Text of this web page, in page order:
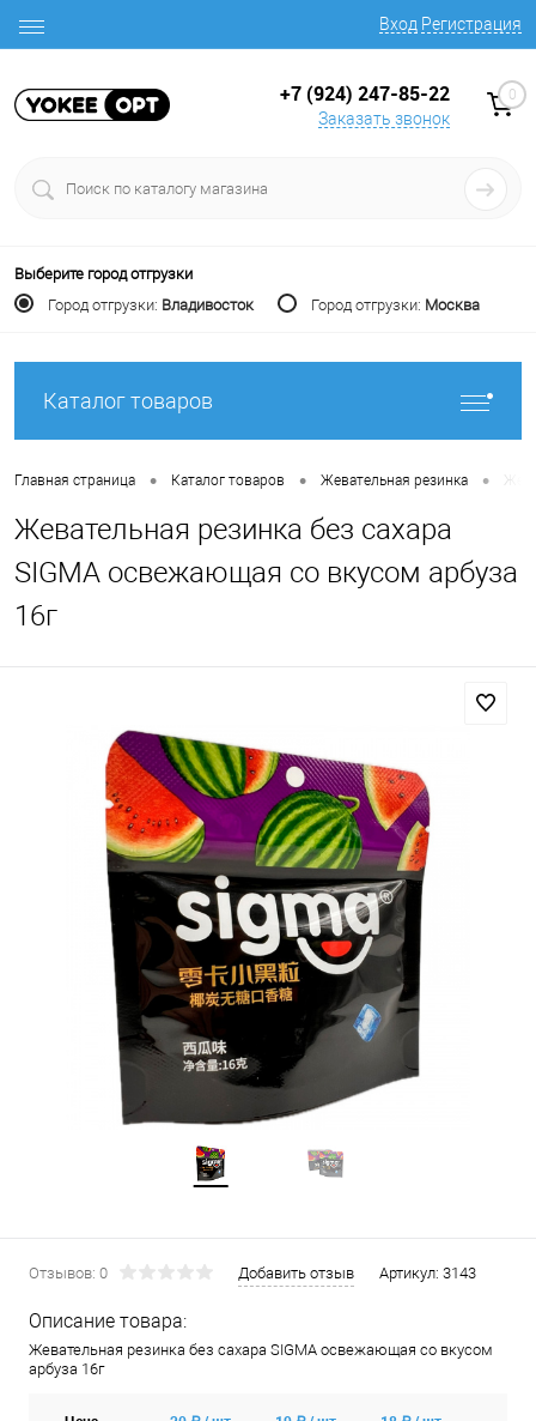
Вход Регистрация
+7 (924) 247-85-22
Заказать звонок
0
Выберите город отгрузки
Город отгрузки: Владивосток Город отгрузки: Москва
Каталог товаров
Главная страница • Каталог товаров • Жевательная резинка •
Жевательная резинка без сахара
SIGMA освежающая со вкусом арбуза
16г
Отзывов: 0 Добавить отзыв Артикул: 3143
Описание товара:
Жевательная резинка без сахара SIGMA освежающая со вкусом
арбуза 16г